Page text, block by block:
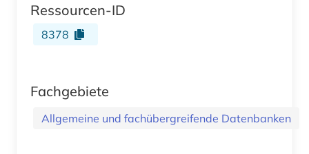
Ressourcen-ID
8378
Fachgebiete
Allgemeine und fachübergreifende Datenbanken